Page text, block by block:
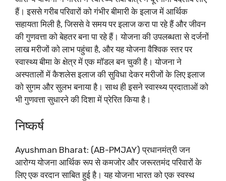
हैं। इससे गरीब परिवारों को गंभीर बीमारी के इलाज में आर्थिक
सहायता मिली है, जिससे वे समय पर इलाज करा पा रहे हैं और जीवन
की गुणवत्ता को बेहतर बना पा रहे हैं। योजना की उपलब्धता से दर्जनों
लाख मरीजों को लाभ पहुंचा है, और यह योजना वैश्विक स्तर पर
स्वास्थ्य बीमा के क्षेत्र में एक मॉडल बन चुकी है। योजना ने
अस्पतालों में कैशलेस इलाज की सुविधा देकर मरीजों के लिए इलाज
को सुगम और सुलभ बनाया है। साथ ही इसने स्वास्थ्य प्रदाताओं को
भी गुणवत्ता सुधारने की दिशा में प्रेरित किया है।
निष्कर्ष
Ayushman Bharat: (AB-PMJAY) प्रधानमंत्री जन
आरोग्य योजना आर्थिक रूप से कमजोर और जरूरतमंद परिवारों के
लिए एक वरदान साबित हुई है। यह योजना भारत को एक स्वस्थ